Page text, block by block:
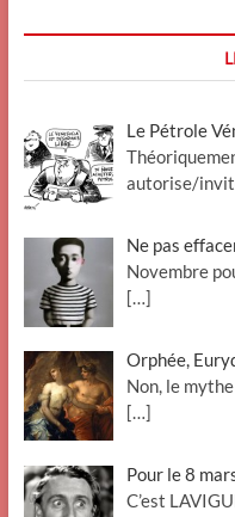
Le Pétrole
autorise/
Ne pas
Novembre
[…]
Orphée,
Non, le
[…]
Pour le 8
C’est